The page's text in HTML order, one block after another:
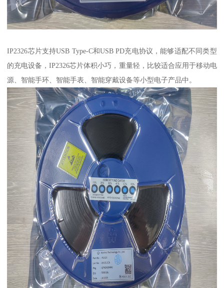
IP2326芯片支持USB Type-C和USB PD充电协议，能够适配不同类型
的充电设备，IP2326芯片体积小巧，重量轻，比较适合应用于移动电
源、智能手环、智能手表、智能穿戴设备等小型电子产品中。